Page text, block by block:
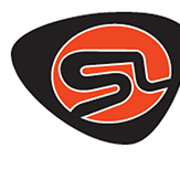
We use cookies to
on our website. By
that cookies are used to
to offer you a better
you can disable